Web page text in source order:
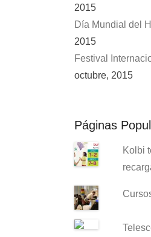
2015
Día Mundial del
2015
Festival
octubre, 2015
Páginas
Kolbi